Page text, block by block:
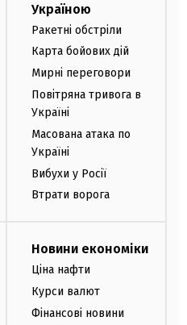
Україною
Ракетні обстріли
Карта бойових дій
Мирні переговори
Повітряна тривога в
Україні
Масована атака по
Україні
Вибухи у Росії
Втрати ворога
Новини економіки
Ціна нафти
Курси валют
Фінансові новини